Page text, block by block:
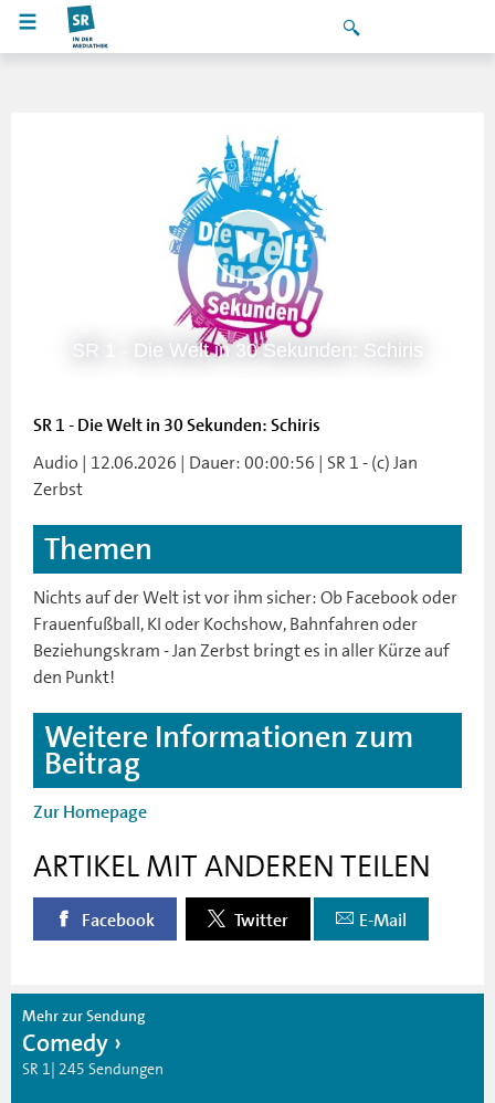
SR 1 - Die Welt in 30 Sekunden: Schiris
SR 1 - Die Welt in 30 Sekunden: Schiris
Audio | 12.06.2026 | Dauer: 00:00:56 | SR 1 - (c) Jan
Zerbst
Themen
Nichts auf der Welt ist vor ihm sicher: Ob Facebook oder
Frauenfußball, KI oder Kochshow, Bahnfahren oder
Beziehungskram - Jan Zerbst bringt es in aller Kürze auf
den Punkt!
Weitere Informationen zum
Beitrag
Zur Homepage
ARTIKEL MIT ANDEREN TEILEN
Facebook Twitter E-Mail
Mehr zur Sendung
Comedy
SR 1| 245 Sendungen